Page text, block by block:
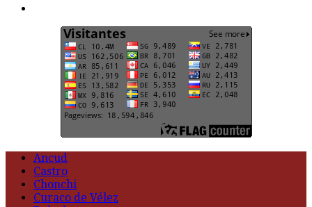
Ancud
Castro
Chonchi
Curaco de Vélez